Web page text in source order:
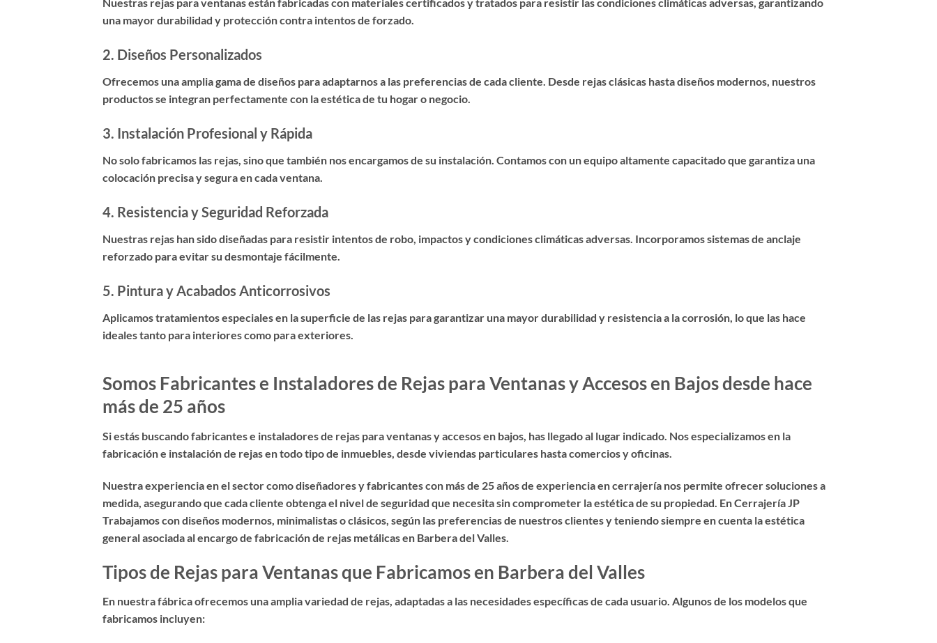
Nuestras rejas para ventanas están fabricadas con materiales certificados y tratados para resistir las condiciones climáticas adversas, garantizando
una mayor durabilidad y protección contra intentos de forzado.
2. Diseños Personalizados
Ofrecemos una amplia gama de diseños para adaptarnos a las preferencias de cada cliente. Desde rejas clásicas hasta diseños modernos, nuestros
productos se integran perfectamente con la estética de tu hogar o negocio.
3. Instalación Profesional y Rápida
No solo fabricamos las rejas, sino que también nos encargamos de su instalación. Contamos con un equipo altamente capacitado que garantiza una
colocación precisa y segura en cada ventana.
4. Resistencia y Seguridad Reforzada
Nuestras rejas han sido diseñadas para resistir intentos de robo, impactos y condiciones climáticas adversas. Incorporamos sistemas de anclaje
reforzado para evitar su desmontaje fácilmente.
5. Pintura y Acabados Anticorrosivos
Aplicamos tratamientos especiales en la superficie de las rejas para garantizar una mayor durabilidad y resistencia a la corrosión, lo que las hace
ideales tanto para interiores como para exteriores.
Somos Fabricantes e Instaladores de Rejas para Ventanas y Accesos en Bajos desde hace
más de 25 años
Si estás buscandofabricantes e instaladores de rejas para ventanas y accesos en bajos, has llegado al lugar indicado. Nos especializamos en la
fabricación e instalación de rejas en todo tipo de inmuebles, desde viviendas particulares hasta comercios y oficinas.
Nuestra experiencia en el sector como diseñadores y fabricantes con más de 25 años de experiencia en cerrajería nos permite ofrecer soluciones a
medida, asegurando que cada cliente obtenga el nivel de seguridad que necesita sin comprometer la estética de su propiedad. En Cerrajería JP
Trabajamos con diseños modernos, minimalistas o clásicos, según las preferencias de nuestros clientes y teniendo siempre en cuenta la estética
general asociada al encargo de fabricación de rejas metálicas en Barbera del Valles.
Tipos de Rejas para Ventanas que Fabricamos en Barbera del Valles
En nuestra fábrica ofrecemos una amplia variedad de rejas, adaptadas a las necesidades específicas de cada usuario. Algunos de los modelos que
fabricamos incluyen: